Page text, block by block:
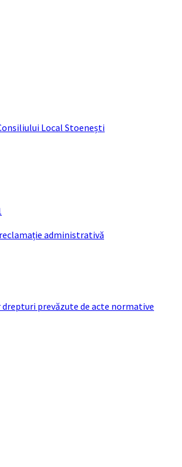
Local Stoenești
administrativă
prevăzute de acte normative